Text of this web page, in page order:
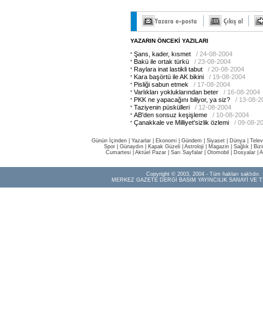
YAZARIN ÖNCEKİ YAZILARI
Şans, kader, kısmet
/ 24-08-2004
Bakü ile ortak türkü
/ 23-08-2004
Raylara inat lastikli tabut
/ 20-08-2004
Kara başörtü ile AK bikini
/ 19-08-2004
Pisliği sabun etmek
/ 17-08-2004
Varlıkları yokluklarından beter
/ 16-08-2004
PKK ne yapacağını biliyor, ya siz?
/ 13-08-
Taziyenin püskülleri
/ 12-08-2004
AB'den sonsuz keşişleme
/ 10-08-2004
Çanakkale ve Milliyet'sizlik özlemi
/ 09-08-
Günün İçinden Yazarlar Ekonomi Gündem Siyaset Dünya |
Spor
Günaydın Kapak Güzeli Astroloji Magazin Sağlık
Cumartesi| Aktüel Pazar| Sarı Sayfalar| Otomobil Dosyalar|
Copyright © 2003, 2004 - Tüm hakları saklıdır.
MERKEZ GAZETE DERGİ BASIM YAYINCILIK SANAYİ VE